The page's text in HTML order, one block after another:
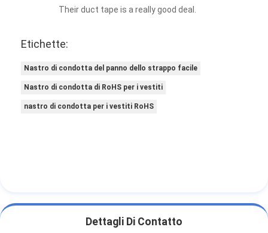
Their duct tape is a really good deal.
Etichette:
Nastro di condotta del panno dello strappo facile
Nastro di condotta di RoHS per i vestiti
nastro di condotta per i vestiti RoHS
Dettagli Di Contatto